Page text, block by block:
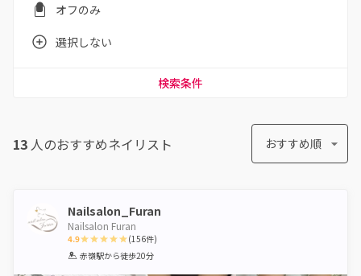
オフのみ
選択しない
検索条件
13 人のおすすめネイリスト おすすめ順
Nailsalon_Furan
Nailsalon Furan
4.9
1 2 3 4 5
(156件)
赤嶺駅から徒歩20分